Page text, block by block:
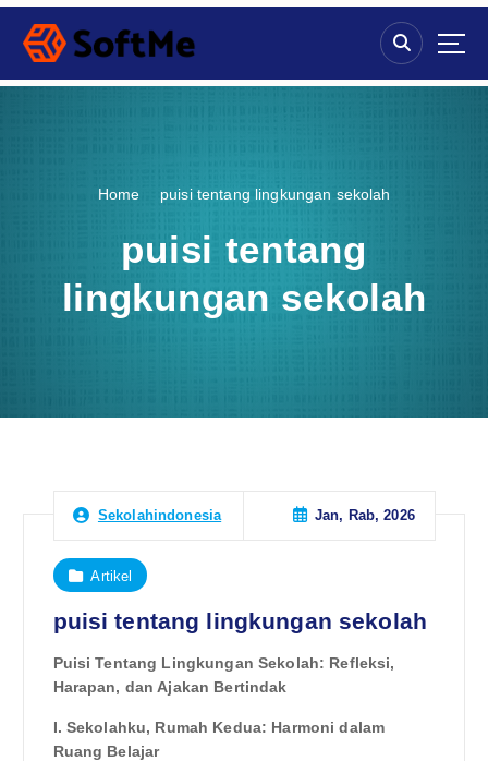
S
p
Home puisi tentang lingkungan sekolah
puisi tentang
lingkungan sekolah
Sekolahindonesia Jan, Rab, 2026
Artikel
puisi tentang lingkungan sekolah
Puisi Tentang Lingkungan Sekolah: Refleksi,
Harapan, dan Ajakan Bertindak
I. Sekolahku, Rumah Kedua: Harmoni dalam
Ruang Belajar